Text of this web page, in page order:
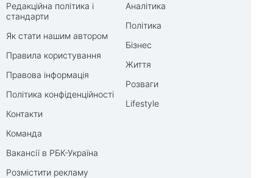
Редакційна політика і
стандарти
Як стати нашим автором
Правила користування
Правова інформація
Політика конфіденційності
Контакти
Команда
Вакансії в РБК-Україна
Розмістити рекламу
Аналітика
Політика
Бізнес
Життя
Розваги
Lifestyle